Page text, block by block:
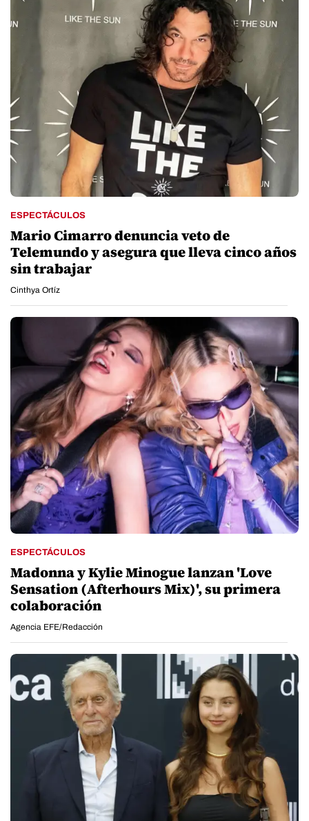
ESPECTÁCULOS
Mario Cimarro denuncia veto de
Telemundo y asegura que lleva cinco años
sin trabajar
Cinthya Ortíz
ESPECTÁCULOS
Madonna y Kylie Minogue lanzan 'Love
Sensation (Afterhours Mix)', su primera
colaboración
Agencia EFE/Redacción